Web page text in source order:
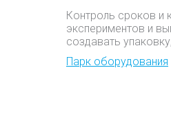
Контроль сроков и
экспериментов и
создавать
Парк оборудования